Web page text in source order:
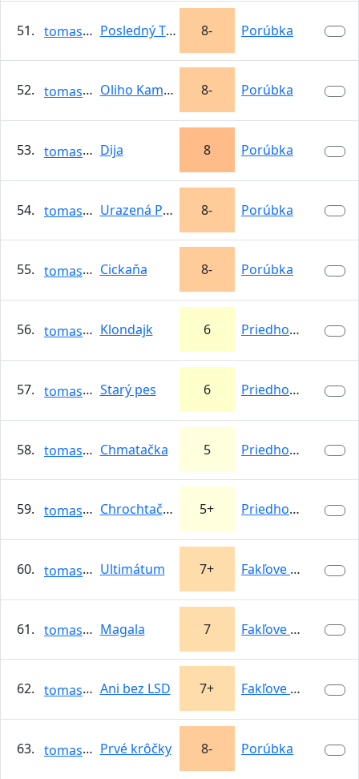
51. tomasso Posledný Tibeťan 8- Porúbka
52. tomasso Oliho Kamarát 8- Porúbka
53. tomasso Dija 8 Porúbka
54. tomasso Urazená Pýcha 8- Porúbka
55. tomasso Cickaňa 8- Porúbka
56. tomasso Klondajk 6 Priedhorie
57. tomasso Starý pes 6 Priedhorie
58. tomasso Chmatačka 5 Priedhorie
59. tomasso Chrochtačka 5+ Priedhorie
60. tomasso Ultimátum 7+ Fakľove špáry
61. tomasso Magala 7 Fakľove špáry
62. tomasso Ani bez LSD 7+ Fakľove špáry
63. tomasso Prvé krôčky 8- Porúbka